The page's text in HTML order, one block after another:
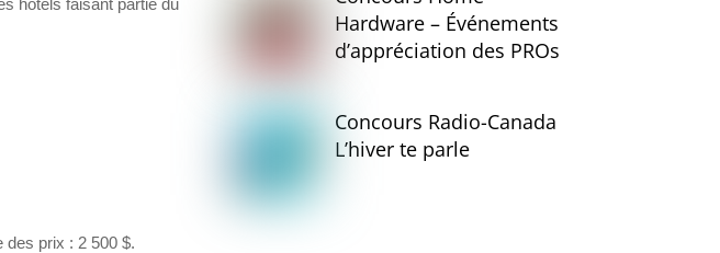
des prix : 2 500 $.
Hardware – Événements
d’appréciation des PROs
Concours Radio-Canada
L’hiver te parle